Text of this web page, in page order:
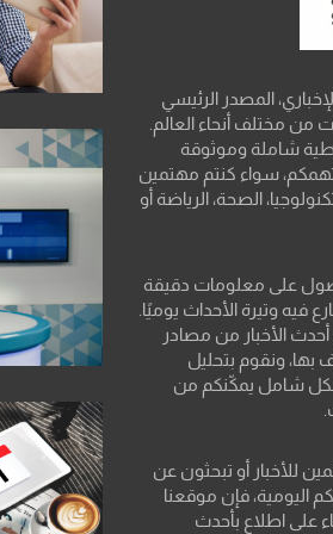
المصدر الرئيسي
من مختلف أنحاء العالم.
شاملة وموثوقة
تهمكم، سواء كنتم مهتمين
الصحة، الرياضة أو
على معلومات دقيقة
فيه وتيرة الأحداث يوميًا.
الأخبار من مصادر
ونقوم بتحليل
شامل يمكّنكم من
للأخبار أو تبحثون عن
اليومية، فإن موقعنا
على اطلاع بأحدث